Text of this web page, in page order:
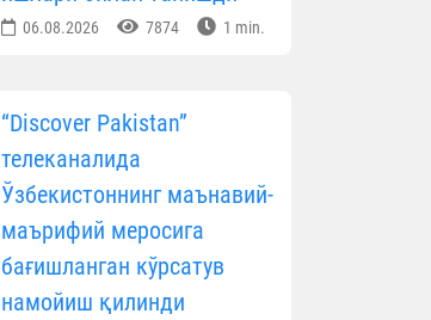
06.08.2026 7874 1 min.
“Discover Pakistan”
телеканалида
Ўзбекистоннинг маънавий-
маърифий меросига
бағишланган кўрсатув
намойиш қилинди